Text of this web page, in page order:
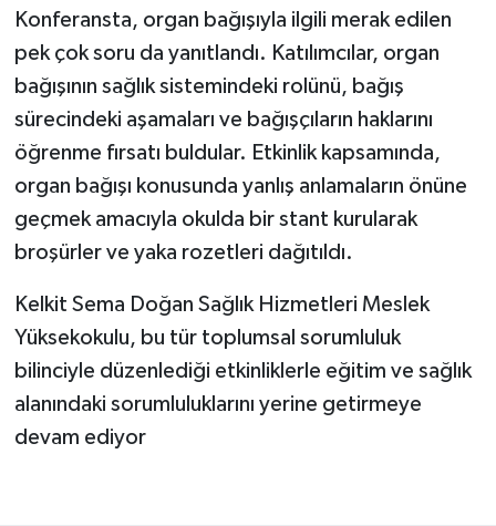
Konferansta, organ bağışıyla ilgili merak edilen
pek çok soru da yanıtlandı. Katılımcılar, organ
bağışının sağlık sistemindeki rolünü, bağış
sürecindeki aşamaları ve bağışçıların haklarını
öğrenme fırsatı buldular. Etkinlik kapsamında,
organ bağışı konusunda yanlış anlamaların önüne
geçmek amacıyla okulda bir stant kurularak
broşürler ve yaka rozetleri dağıtıldı.
Kelkit Sema Doğan Sağlık Hizmetleri Meslek
Yüksekokulu, bu tür toplumsal sorumluluk
bilinciyle düzenlediği etkinliklerle eğitim ve sağlık
alanındaki sorumluluklarını yerine getirmeye
devam ediyor